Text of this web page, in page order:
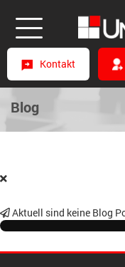
Kontakt
Blog
Aktuell sind keine Blog